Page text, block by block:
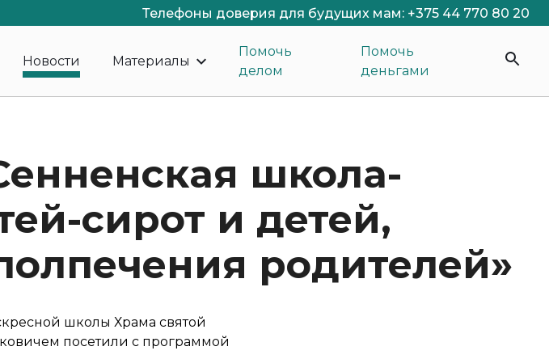
Телефоны доверия для будущих мам: +375 44 770 80 20
Новости Материалы
Помочь
делом
Помочь
деньгами
школа-
сирот и детей,
родителей»
школы Храма святой
посетили с программой